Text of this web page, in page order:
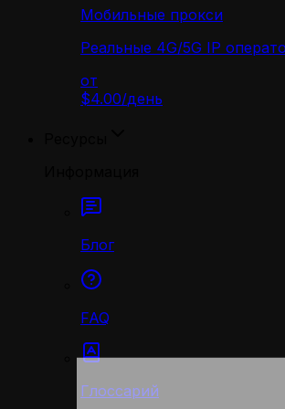
Мобильные прокси
Реальные 4G/5G IP
от
$4.00/день
Блог
FAQ
Глоссарий